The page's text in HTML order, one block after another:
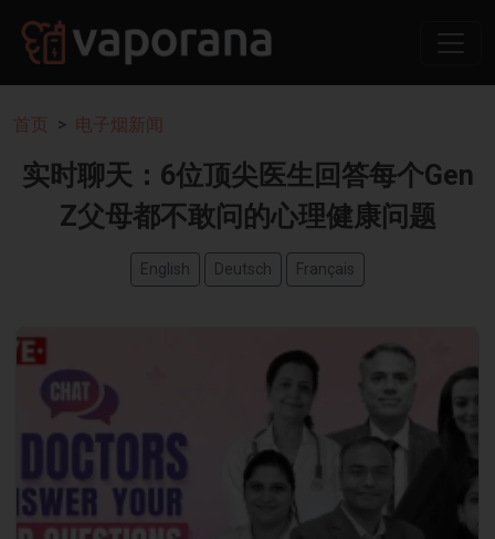
首页 电子烟新闻
实时聊天：6位顶尖医生回答每个Gen
Z父母都不敢问的心理健康问题
English Deutsch Français